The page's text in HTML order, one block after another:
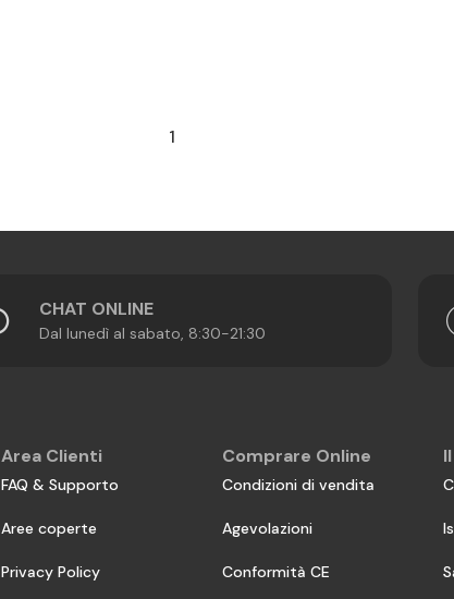
1
CHAT ONLINE
Dal lunedì al sabato, 8:30-21:30
Area Clienti
FAQ & Supporto
Aree coperte
Privacy Policy
Comprare Online
Condizioni di vendita
Agevolazioni
Conformità CE